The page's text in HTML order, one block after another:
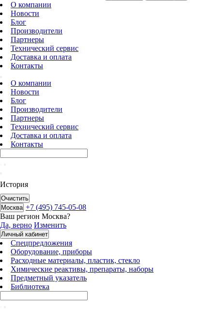
О компании
Новости
Блог
Производители
Партнеры
Технический сервис
Доставка и оплата
Контакты
О компании
Новости
Блог
Производители
Партнеры
Технический сервис
Доставка и оплата
Контакты
История
Очистить
Москва +7 (495) 745-05-08
Ваш регион Москва?
Да, верно Изменить
Личный кабинет
Спецпредложения
Оборудование, приборы
Расходные материалы, пластик, стекло
Химические реактивы, препараты, наборы
Предметный указатель
Библиотека